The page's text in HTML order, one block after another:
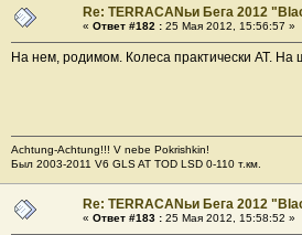
Re: TERRACANьи Бега 2012
« Ответ #182 : 25 Мая 2012, 15:56:57 »
На нем, родимом. Колеса практически AT.
Achtung-Achtung!!! V nebe Pokrishkin!
Был 2003-2011 V6 GLS AT TOD LSD 0-110 т.км.
Re: TERRACANьи Бега 2012
« Ответ #183 : 25 Мая 2012, 15:58:52 »